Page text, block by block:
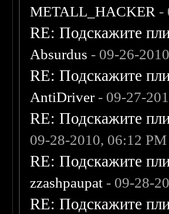
METALL_HACKER -
RE: Подскажите
Absurdus - 09-26-
RE: Подскажите
AntiDriver- 09-27-
RE: Подскажите
09-28-2010, 06:12 PM
RE: Подскажите
zzashpaupat - 09-28-
RE: Подскажите